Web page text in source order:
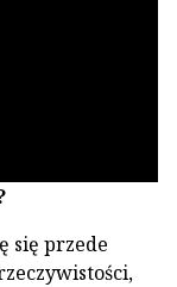
się przede